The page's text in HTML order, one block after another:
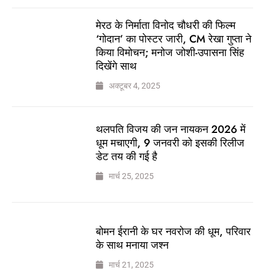
मेरठ के निर्माता विनोद चौधरी की फिल्म
‘गोदान’ का पोस्टर जारी, CM रेखा गुप्ता ने
किया विमोचन; मनोज जोशी-उपासना सिंह
दिखेंगे साथ
अक्टूबर 4, 2025
थलपति विजय की जन नायकन 2026 में
धूम मचाएगी, 9 जनवरी को इसकी रिलीज
डेट तय की गई है
मार्च 25, 2025
बोमन ईरानी के घर नवरोज की धूम, परिवार
के साथ मनाया जश्न
मार्च 21, 2025